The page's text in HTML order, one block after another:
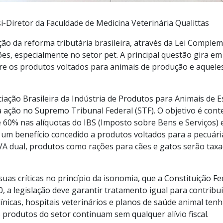
Diretor da Faculdade de Medicina Veterinária Qualittas
da reforma tributária brasileira, através da Lei
especialmente no setor pet. A principal questão gira
os produtos voltados para animais de produção e
Brasileira da Indústria de Produtos para Animais de
no Supremo Tribunal Federal (STF). O objetivo é
nas alíquotas do IBS (Imposto sobre Bens e Serviços)
benefício concedido a produtos voltados para a
dual, produtos como rações para cães e gatos serão
críticas no princípio da isonomia, que a Constituição
a legislação deve garantir tratamento igual para
hospitais veterinários e planos de saúde animal
do setor continuam sem qualquer alívio fiscal.